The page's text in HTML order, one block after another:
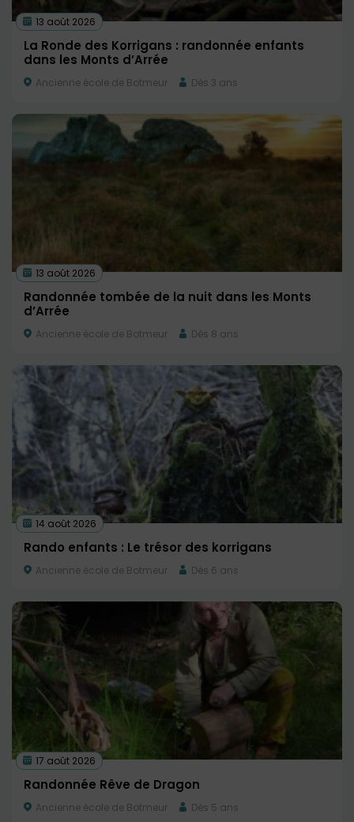
13 août 2026
La Ronde des Korrigans : randonnée enfants
dans les Monts d’Arrée
Ancienne école de Botmeur Dès 3 ans
13 août 2026
Randonnée tombée de la nuit dans les Monts
d’Arrée
Ancienne école de Botmeur Dès 8 ans
14 août 2026
Rando enfants : Le trésor des korrigans
Ancienne école de Botmeur Dès 6 ans
17 août 2026
Randonnée Rêve de Dragon
Ancienne école de Botmeur Dès 5 ans